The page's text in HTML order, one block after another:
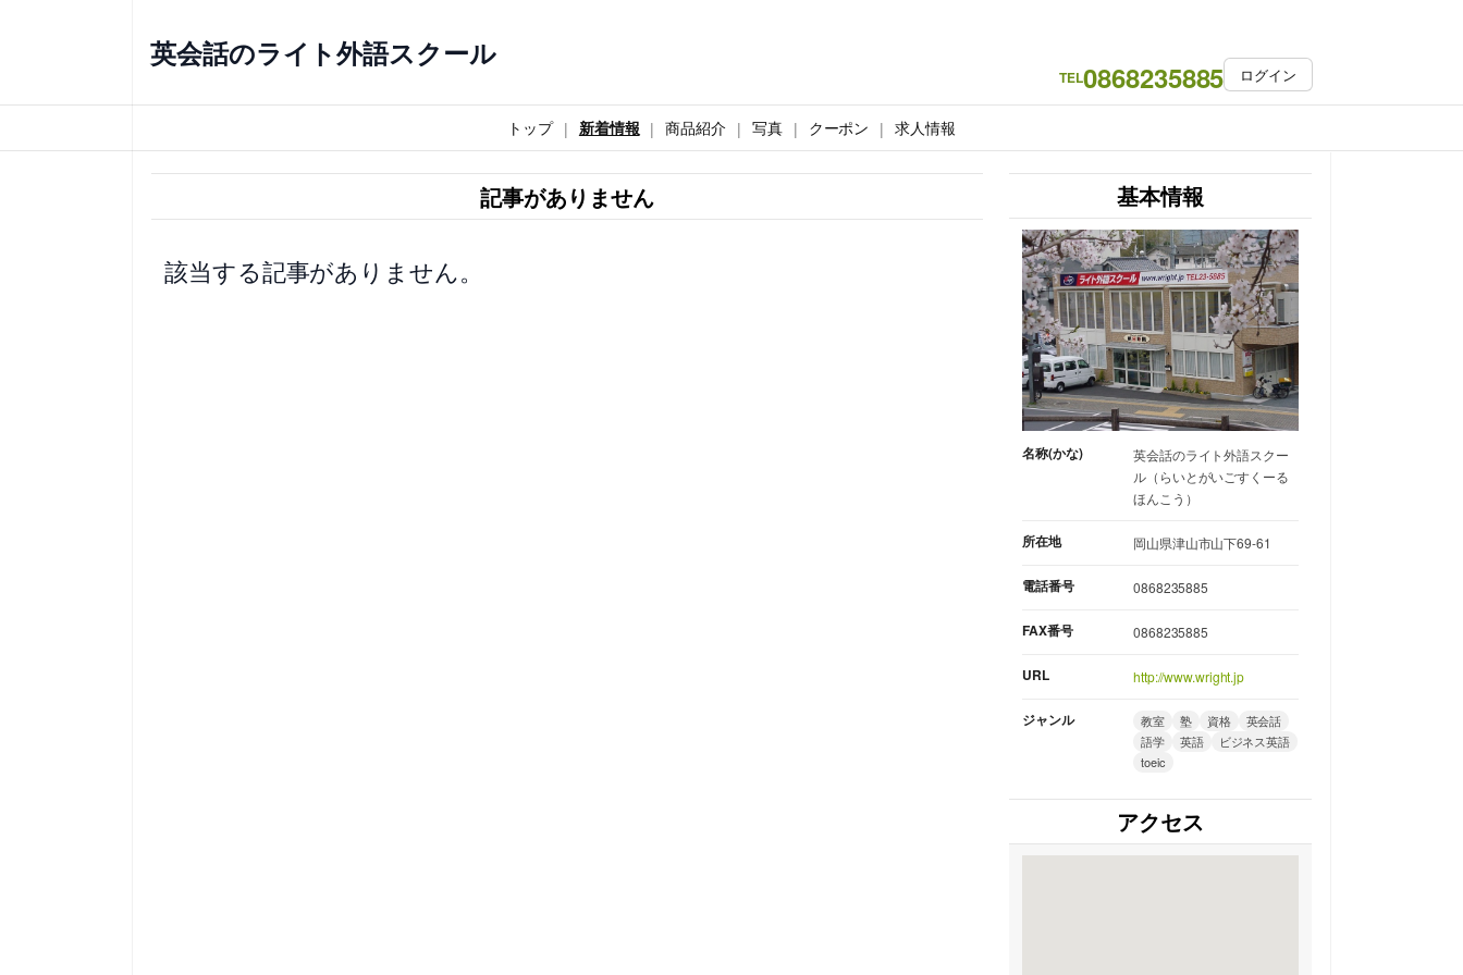
ス
キ
英会話のライト外語スクール
TEL0868235885 ログイン
トップ 新着情報 商品紹介 写真 クーポン 求人情報
記事がありません
該当する記事がありません。
基本情報
名称(かな)
英会話のライト外語スクー
ル（らいとがいごすくーる
ほんこう）
所在地 岡山県津山市山下69-61
電話番号 0868235885
FAX番号 0868235885
URL http://www.wright.jp
ジャンル 教室 塾 資格
英会話
語学
英語
ビジネス英語
toeic
アクセス